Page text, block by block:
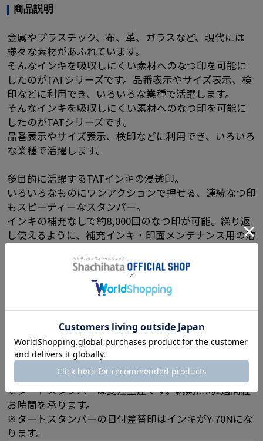
商品説明
金属やプラスチック、布、革、ガラスなど、現代には
様々な素材があふれています。
そんなインキを吸収しにくい素材へのなつ印を可能に
したのがTATシリーズです。品番表示やサイズ表示、検
印などに利用でき、いろいろな業種で活躍します。
そんなインキを吸収しにくい素材へのなつ印を可能に
したのがTATシリーズです。
品番表示やサイズ表示、検印などに利用でき、いろいろ
な業種で活躍します。
多目的に活躍するTATインキの浸透印。
いろいろなものにワンアクションで押せる、連続なつ印
もスピーディーなスタンパー。
インキの補充なしで約8,000回のなつ印が可能。繰り返
し使えるように、補充インキ・印面メンテナンス用の溶
日付差替コマセット￥5,200(+消費税)
[セット内容]タートスタンパー1個、日付差替コマセッ
ト(年月日)、専用溶剤(20ml)1個 [印面サイズ]直径16m
※なつ印対象物の表面状態、使用条件により性能が異
なる場合があります。
※白インキの対応はできません。
※インキの乾燥を防ぐため、タートスタンパーをアル
ミ袋に入れて保管してください。
※タートスタンパーは受注生産です。納期に約2週間程
お時間を承ります。
※タートスタンパーの日付差替印はインキがY-70Nにな
ります。